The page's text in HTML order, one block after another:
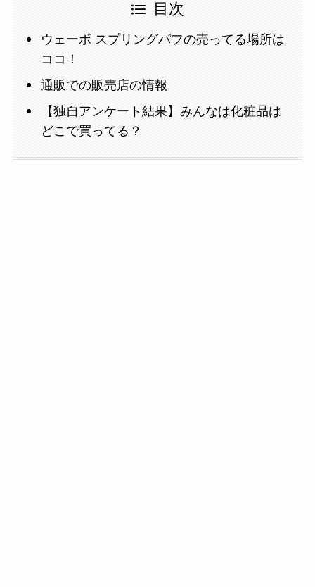
目次
ウェーボ スプリングパフの売ってる場所は
ココ！
通販での販売店の情報
【独自アンケート結果】みんなは化粧品は
どこで買ってる？